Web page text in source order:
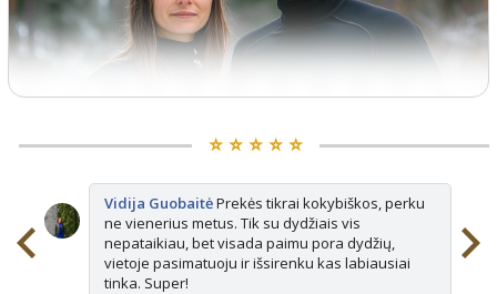
⭐️ ⭐️ ⭐️ ⭐️ ⭐️
Vidija GuobaitėPrekės tikrai kokybiškos, perku
ne vienerius metus. Tik su dydžiais vis
nepataikiau, bet visada paimu pora dydžių,
vietoje pasimatuoju ir išsirenku kas labiausiai
tinka. Super!